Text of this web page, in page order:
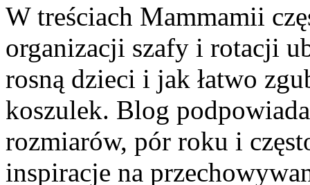
W treściach Mammamii
organizacji szafy i rotacji
rosną dzieci i jak łatwo
koszulek. Blog
rozmiarów, pór roku i
inspiracje na